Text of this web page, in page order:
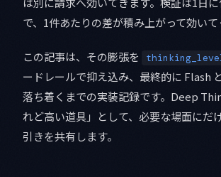
で、1件あたりの差が積み上がって効いて
この記事は、その膨張を
ードレールで抑え込み、最終的に Flash
落ち着くまでの実装記録です。Deep
れど高い道具」として、必要な場面にだ
引きを共有します。